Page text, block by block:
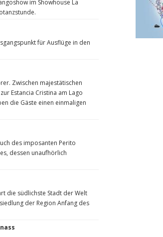
im Showhouse La
für Ausflüge in den
Zwischen majestätischen
Estancia Cristina am Lago
die Gäste einen einmaligen
des imposanten Perito
dessen unaufhörlich
die südlichste Stadt der Welt
der Region Anfang des